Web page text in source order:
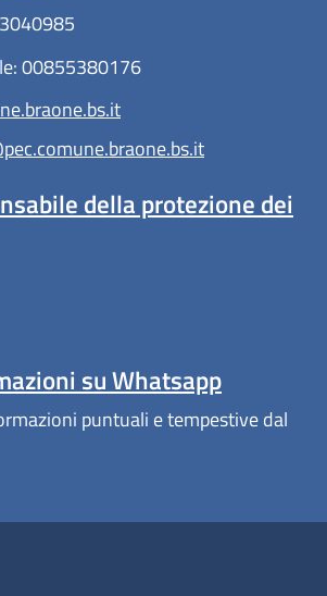
00855380176
della protezione dei
su Whatsapp
puntuali e tempestive dal